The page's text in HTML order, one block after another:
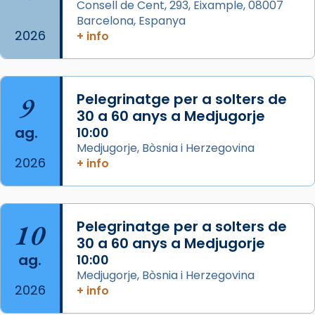
Arquebisbat de Barcelona
2 weeks ago
missa d’acció de gràcies en agraïment al
comitè organitzador de la visita apostòlica
del Sant Pare Lleó XIV a Barcelona, i als
col·laboradors, a la Catedral de Barcelona.
Mons. David Abadías.
📸 Dr. G. Simón
Photo
2026
Consell de Cent, 293, Eixample, 08007
Barcelona, Espanya
+ info
9
ag.
2026
Pelegrinatge per a solters de
30 a 60 anys a Medjugorje
10:00
Medjugorje, Bòsnia i Herzegovina
+ info
10
ag.
2026
Pelegrinatge per a solters de
30 a 60 anys a Medjugorje
10:00
Medjugorje, Bòsnia i Herzegovina
+ info